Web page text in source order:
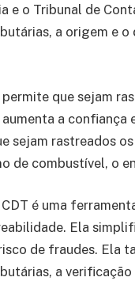
e o Tribunal de
a origem e
que sejam
a
sejam rastreados
de combustível, o
é uma
Ela
de fraudes. Ela
a